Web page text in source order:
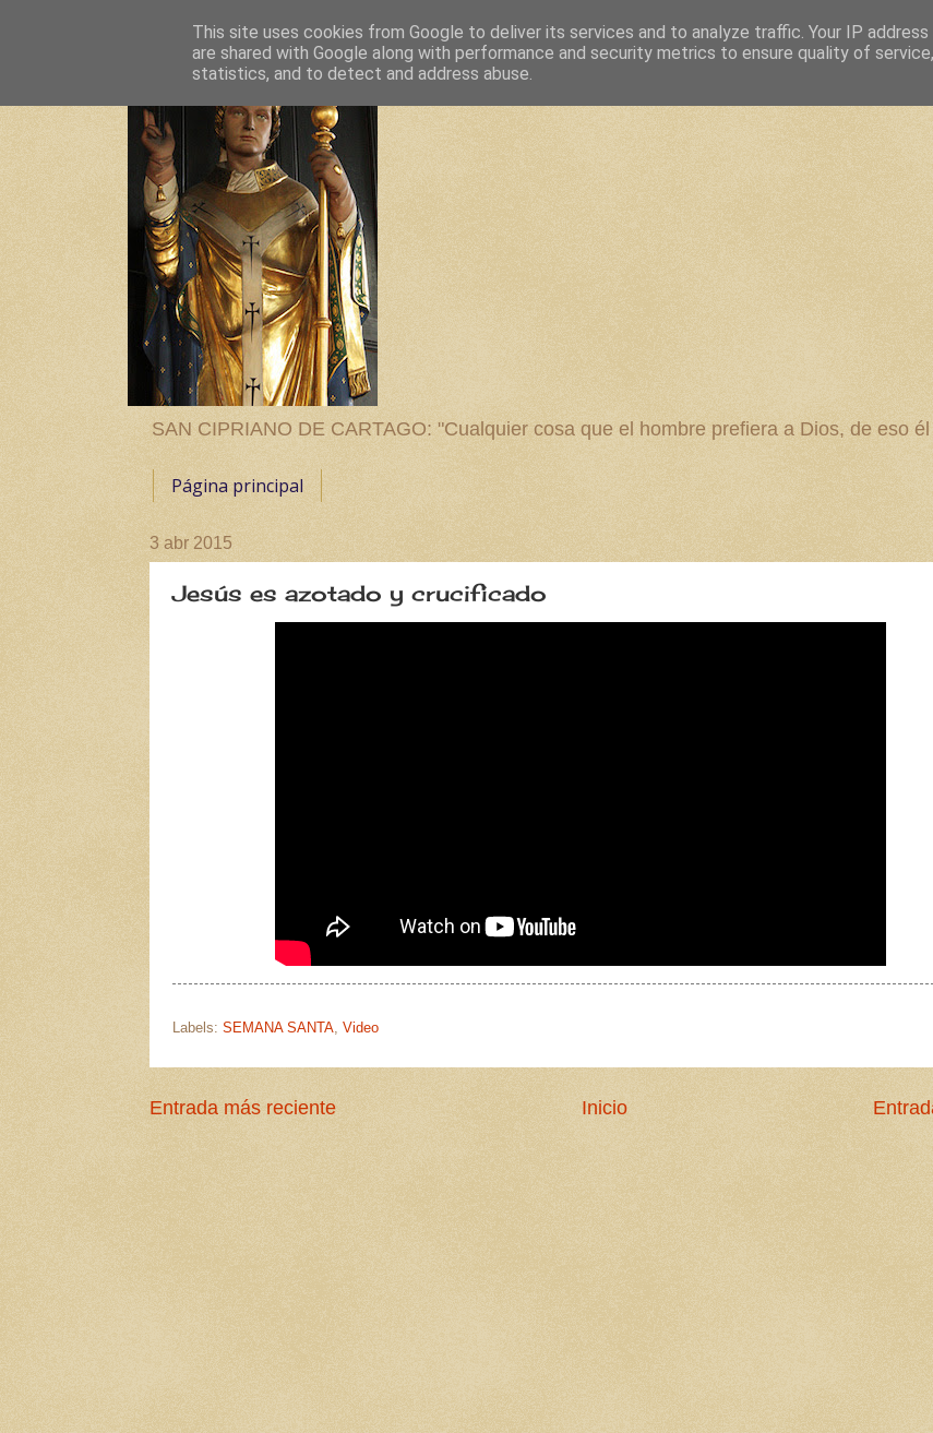
SAN CIPRIANO DE CARTAGO: "Cualquier cosa que el hombre prefiera a Dios, de eso
Página principal
3 abr 2015
Jesús es azotado y crucificado
Labels: SEMANA SANTA Video
Entrada más reciente Inicio
This site uses cookies from Google to deliver its services and to analyze traffic. Your IP address
are shared with Google along with performance and security metrics to ensure quality of
statistics, and to detect and address abuse.